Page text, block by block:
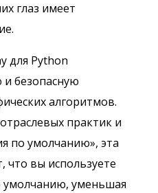
глаз имеет
для Python
безопасную
алгоритмов.
практик и
по умолчанию», эта
что вы используете
умолчанию, уменьшая